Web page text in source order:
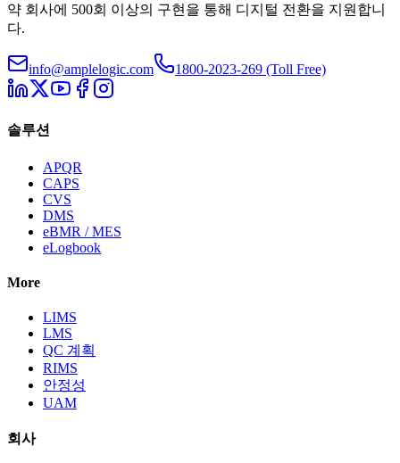
약 회사에 500회 이상의 구현을 통해 디지털 전환을 지원합니
다.
info@amplelogic.com 1800-2023-269 (Toll Free)
솔루션
APQR
CAPS
CVS
DMS
eBMR / MES
eLogbook
More
LIMS
LMS
QC 계획
RIMS
안정성
UAM
회사